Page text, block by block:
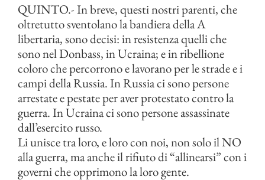
QUINTO.- In breve, questi nostri parenti, che
oltretutto sventolano la bandiera della A
libertaria, sono decisi: in resistenza quelli che
sono nel Donbass, in Ucraina; e in ribellione
coloro che percorrono e lavorano per le strade e i
campi della Russia. In Russia ci sono persone
arrestate e pestate per aver protestato contro la
guerra. In Ucraina ci sono persone assassinate
dall’esercito russo.
Li unisce tra loro, e loro con noi, non solo il NO
alla guerra, ma anche il rifiuto di “allinearsi” con i
governi che opprimono la loro gente.